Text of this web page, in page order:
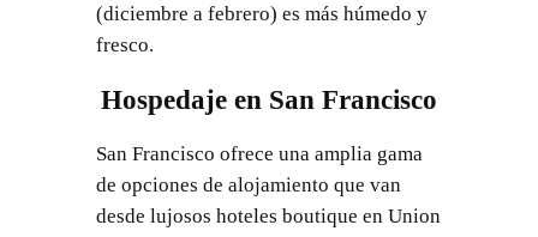
(diciembre a febrero) es más húmedo y
fresco.
Hospedaje en San Francisco
San Francisco ofrece una amplia gama
de opciones de alojamiento que van
desde lujosos hoteles boutique en Union